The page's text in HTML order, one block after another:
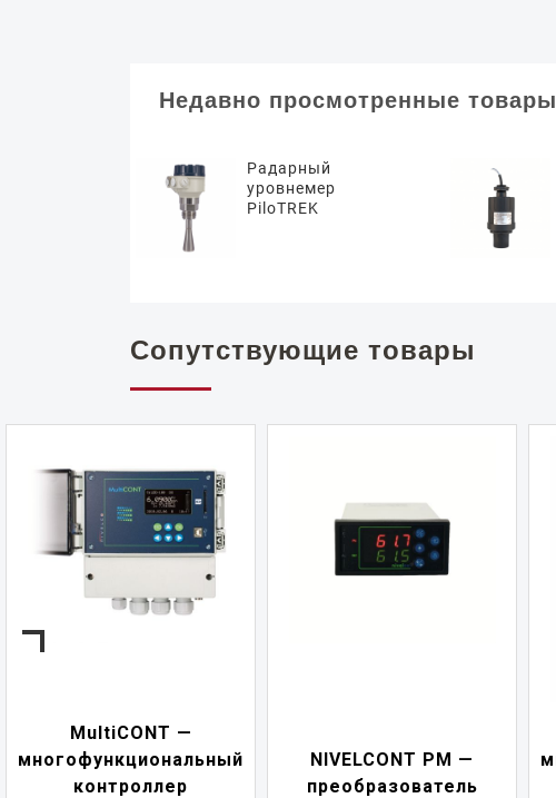
Недавно просмотренные товары
Радарный
уровнемер
PiloTREK
Сопутствующие товары
NIVELCONT PM —
преобразователь
многофункциональный
переключатель